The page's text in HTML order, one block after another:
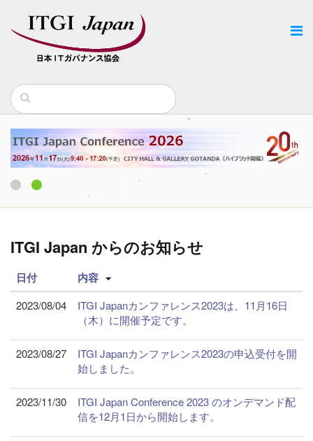
ITGI Japan からのお知らせ
日付 内容
2023/08/04
ITGI Japanカンファレンス2023は、11月16日
（木）に開催予定です。
2023/08/27
ITGI Japanカンファレンス2023の申込受付を開
始しました。
2023/11/30
ITGI Japan Conference 2023 のオンデマンド配
信を12月1日から開始します。